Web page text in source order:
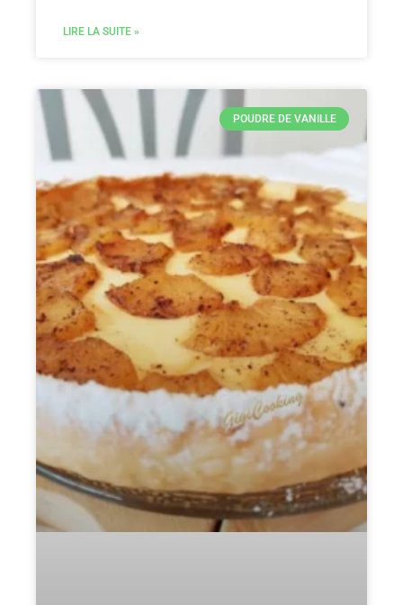
LIRE LA SUITE »
POUDRE DE VANILLE